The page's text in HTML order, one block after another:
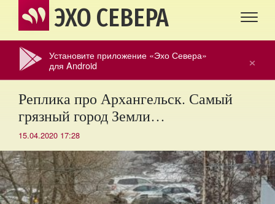
ЭХО СЕВЕРА
×
Установите приложение «Эхо Севера»
для Android
Реплика про Архангельск. Самый
грязный город Земли…
15.04.2020 17:28